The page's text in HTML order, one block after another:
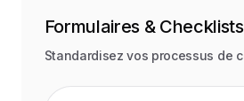
Formulaires & Checklists
Standardisez vos processus de